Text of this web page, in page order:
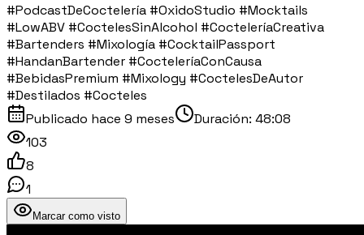
#PodcastDeCoctelería #OxidoStudio #Mocktails
#LowABV #CoctelesSinAlcohol #CocteleríaCreativa
#Bartenders #Mixología #CocktailPassport
#HandanBartender #CocteleríaConCausa
#BebidasPremium #Mixology #CoctelesDeAutor
#Destilados #Cocteles
Publicado hace 9 meses Duración: 48:08
103
8
1
Marcar como visto